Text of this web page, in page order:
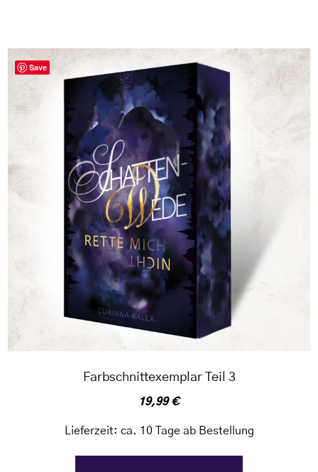
Save
Farbschnittexemplar Teil 3
19,99 €
Lieferzeit: ca. 10 Tage ab Bestellung